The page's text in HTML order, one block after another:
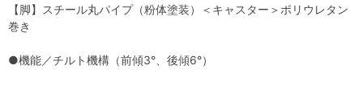
【脚】スチール丸パイプ（粉体塗装）＜キャスター＞ポリウレタン
巻き
●機能／チルト機構（前傾3°、後傾6°）